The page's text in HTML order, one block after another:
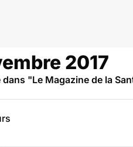
2017
"Le Magazine de la